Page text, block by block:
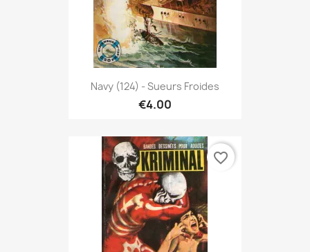
Navy (124) - Sueurs Froides
€4.00
favorite_border